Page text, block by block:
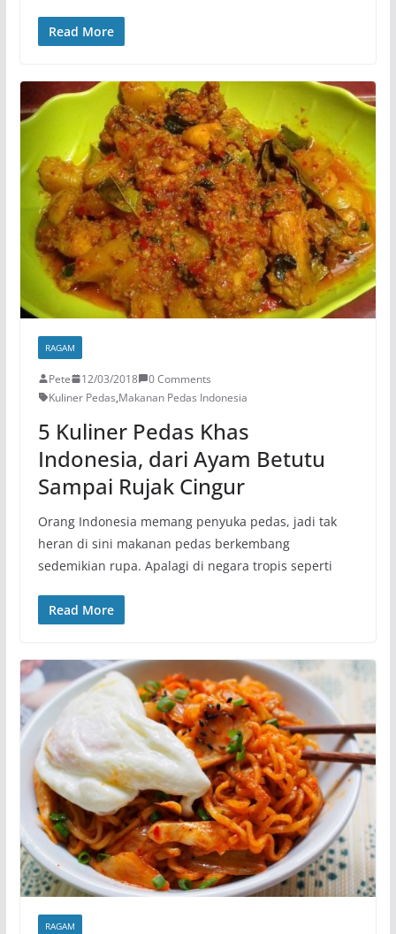
Read More
RAGAM
Pete 12/03/2018
0 Comments
Kuliner Pedas,Makanan Pedas Indonesia
5 Kuliner Pedas Khas
Indonesia, dari Ayam Betutu
Sampai Rujak Cingur
Orang Indonesia memang penyuka pedas, jadi tak
heran di sini makanan pedas berkembang
sedemikian rupa. Apalagi di negara tropis seperti
Read More
RAGAM